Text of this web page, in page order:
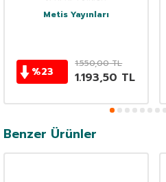
Metis Yayınları
%23
1.550,00TL
1.193,50 TL
Benzer Ürünler